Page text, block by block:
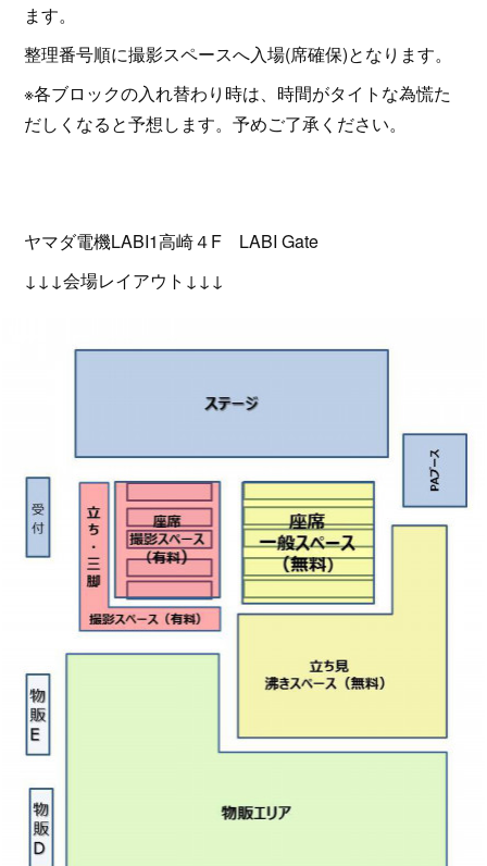
ます。
整理番号順に撮影スペースへ入場(席確保)となります。
※各ブロックの入れ替わり時は、時間がタイトな為慌た
だしくなると予想します。予めご了承ください。
ヤマダ電機LABI1高崎４F LABI Gate
↓↓↓会場レイアウト↓↓↓